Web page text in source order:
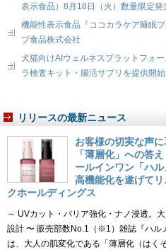
表示食品）8月18日（火）数量限定
機能性表示食品『ココカラケア睡眠
プ食品株式会社
犬猫向けAIウェルネスプラットフォ
ラ検査キット・腸活サプリを提供開
リリースの最新ニュース
お客様の切実な声
「薄層化」への答
ールインワン「ハ
高機能化を遂げて
クホールディングス
～ UVカット・バリア強化・ナノ浸透。
設計 〜 販売部数No.1（※1）雑誌『ハル
は、大人の肌変化である「薄層化（は